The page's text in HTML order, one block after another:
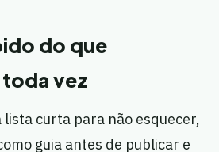
do que
vez
lista curta para não esquecer,
guia antes de publicar e